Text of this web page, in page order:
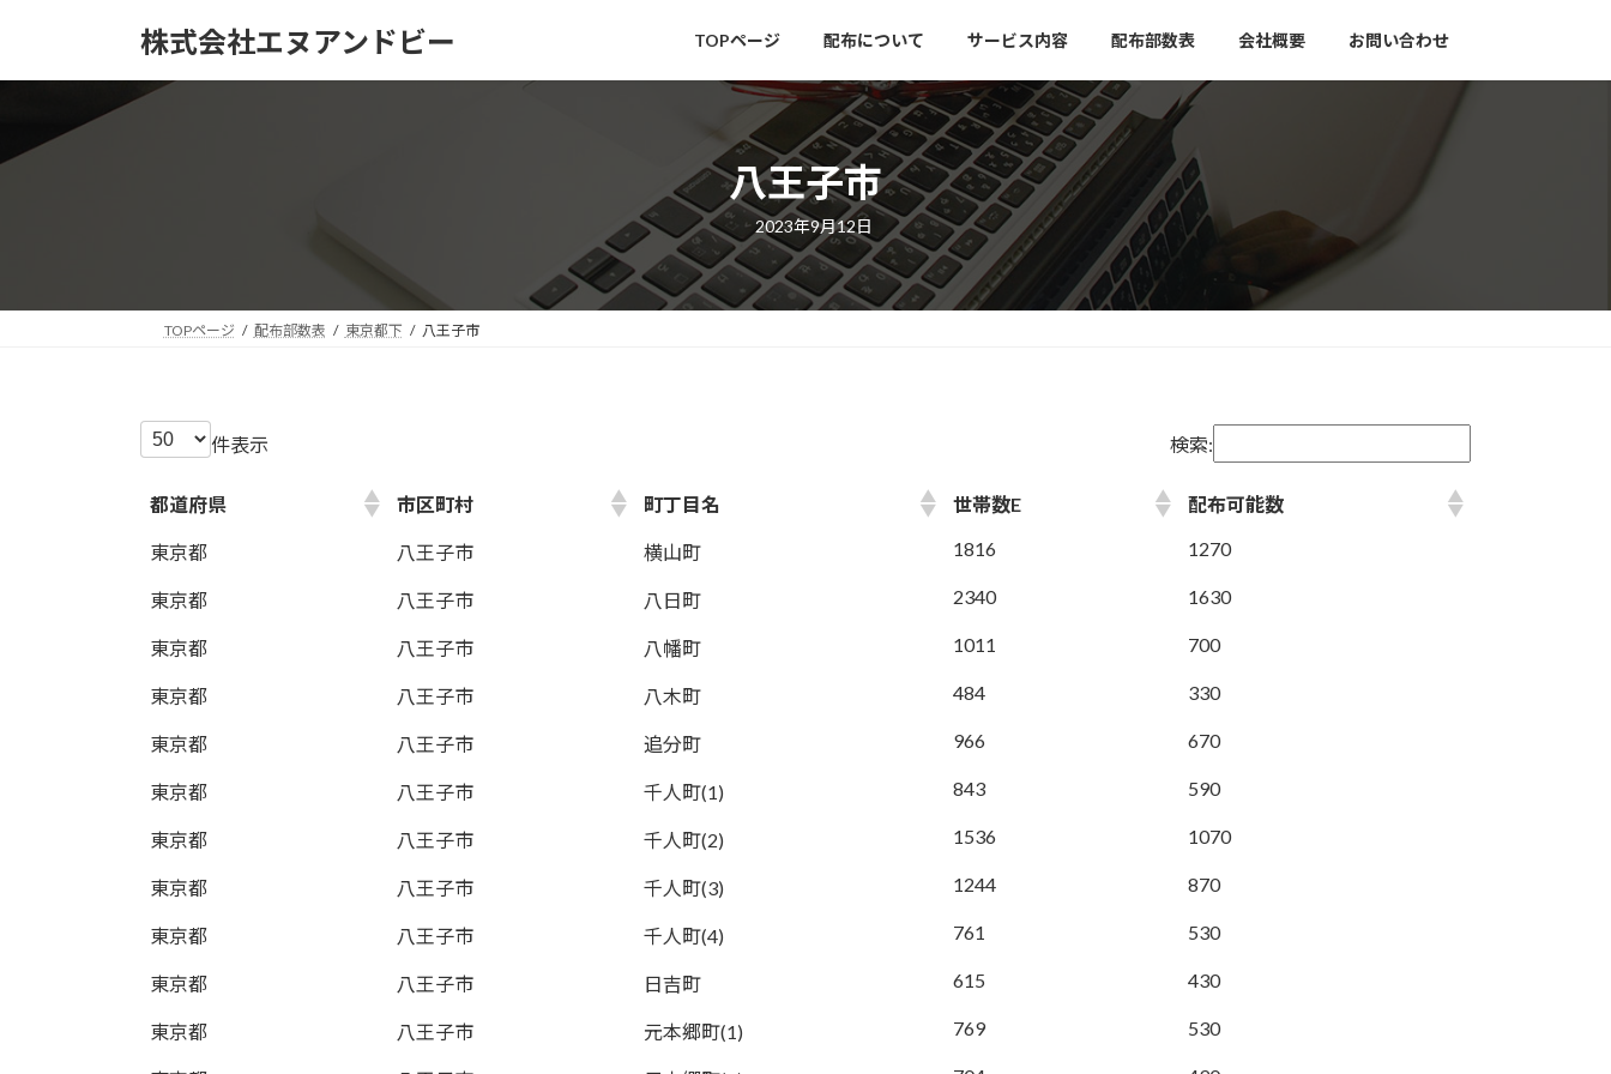
へ
ョ
株式会社エヌアンドビー TOPページ 配布について サービス内容 配布部数表 会社概要 お問い合わせ
八王子市
最
終
更
新
日
時
2023年9月12日
TOPページ 配布部数表 東京都下 八王子市
件表示 検索:
都道府県 市区町村 町丁目名 世帯数E 配布可能数
東京都 八王子市 横山町 1816 1270
東京都 八王子市 八日町 2340 1630
東京都 八王子市 八幡町 1011 700
東京都 八王子市 八木町 484 330
東京都 八王子市 追分町 966 670
東京都 八王子市 千人町(1) 843 590
東京都 八王子市 千人町(2) 1536 1070
東京都 八王子市 千人町(3) 1244 870
東京都 八王子市 千人町(4) 761 530
東京都 八王子市 日吉町 615 430
東京都 八王子市 元本郷町(1) 769 530